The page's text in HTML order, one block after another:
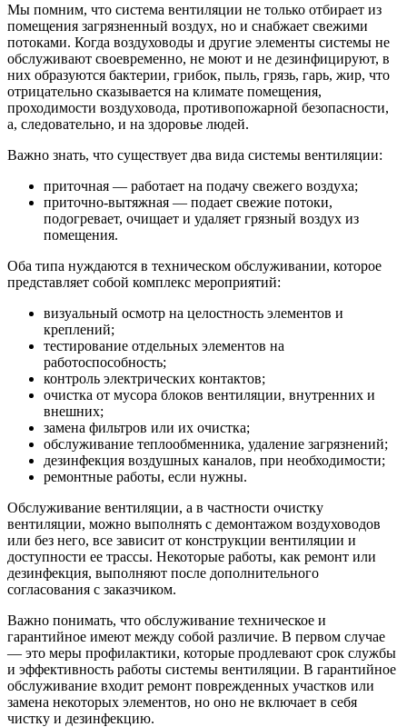
Мы помним, что система вентиляции не только отбирает из
помещения загрязненный воздух, но и снабжает свежими
потоками. Когда воздуховоды и другие элементы системы не
обслуживают своевременно, не моют и не дезинфицируют, в
них образуются бактерии, грибок, пыль, грязь, гарь, жир, что
отрицательно сказывается на климате помещения,
проходимости воздуховода, противопожарной безопасности,
а, следовательно, и на здоровье людей.
Важно знать, что существует два вида системы вентиляции:
приточная — работает на подачу свежего воздуха;
приточно-вытяжная — подает свежие потоки,
подогревает, очищает и удаляет грязный воздух из
помещения.
Оба типа нуждаются в техническом обслуживании, которое
представляет собой комплекс мероприятий:
визуальный осмотр на целостность элементов и
креплений;
тестирование отдельных элементов на
работоспособность;
контроль электрических контактов;
очистка от мусора блоков вентиляции, внутренних и
внешних;
замена фильтров или их очистка;
обслуживание теплообменника, удаление загрязнений;
дезинфекция воздушных каналов, при необходимости;
ремонтные работы, если нужны.
Обслуживание вентиляции, а в частности очистку
вентиляции, можно выполнять с демонтажом воздуховодов
или без него, все зависит от конструкции вентиляции и
доступности ее трассы. Некоторые работы, как ремонт или
дезинфекция, выполняют после дополнительного
согласования с заказчиком.
Важно понимать, что обслуживание техническое и
гарантийное имеют между собой различие. В первом случае
— это меры профилактики, которые продлевают срок службы
и эффективность работы системы вентиляции. В гарантийное
обслуживание входит ремонт поврежденных участков или
замена некоторых элементов, но оно не включает в себя
чистку и дезинфекцию.